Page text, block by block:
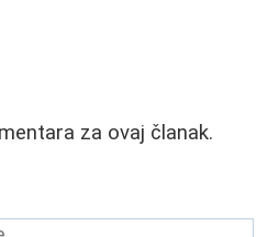
za ovaj članak.